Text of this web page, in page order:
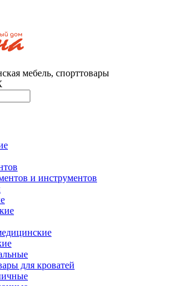
мебель, спорттовары
и инструментов
для кроватей